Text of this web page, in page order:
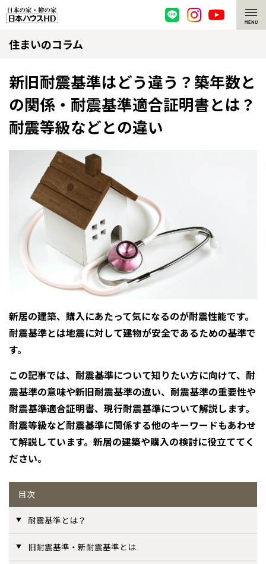
脱炭素・檜の家
環境にやさしい、脱炭素社会の住宅
檜・木造住宅
耐震構造
高耐久住宅
高断熱・高気密の家
エネルギー自給自足
ZEH特集
感謝訪問・長期保証
直営工事
冷暖房標準装備
24時間対応コールセンター
デザイン賞各種受賞
セントラルヒーティング
選ばれる理由
檜の魅力
檜の魅力 トップ
檜と日本人
1000年を超えて生きる檜
知られざる檜の効果・作用
檜の住まいデザイン
理想の木材「檜」
注文住宅
注文住宅 トップ
グレートステージ
クレステージ
施工事例
平屋の家
外観・インテリア集
WEB住宅展示場
暮らし方提案
住まいのコラム
住まいのお手入れ集
リフォーム
リフォーム トップ
リフォームメニュー
選ばれる理由
リフォームの流れ
介護保険利用で快適リフォーム
資産活用
資産活用 トップ
賃貸併用住宅のメリット
安心のサポートシステム
商品紹介
展示場案内
買取サービス
分譲住宅・土地
分譲マンション
分譲マンション トップ
ワザックとは
高い信頼性
安心の管理体制
ギャラリー
トランクルーム
会社情報
会社情報 トップ
ニュースリリース
企業理念
会社概要
事業部紹介
お問い合わせ
会員サイト
住まいのコラム
新旧耐震基準はどう違う？築年数と
の関係・耐震基準適合証明書とは？
耐震等級などとの違い
新居の建築、購入にあたって気になるのが耐震性能です。
耐震基準とは地震に対して建物が安全であるための基準で
す。
この記事では、耐震基準について知りたい方に向けて、耐
震基準の意味や新旧耐震基準の違い、耐震基準の重要性や
耐震基準適合証明書、現行耐震基準について解説します。
耐震等級など耐震基準に関係する他のキーワードもあわせ
て解説しています。新居の建築や購入の検討に役立ててく
ださい。
目次
耐震基準とは？
旧耐震基準・新耐震基準とは